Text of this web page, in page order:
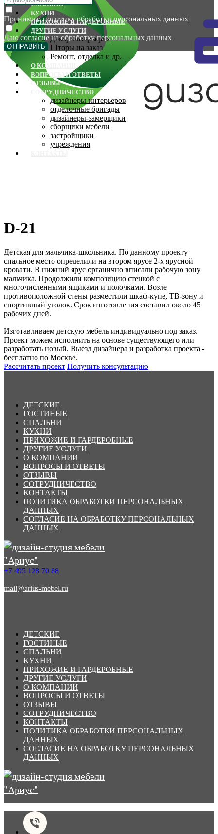
СПАЛЬНИ
КУХНИ
ПРИХОЖИЕ И ГАРДЕРОБНЫЕ
ДРУГИЕ УСЛУГИ
Декор интерьеров
Шторы на заказ
Ремонт, отделка и др.
О КОМПАНИИ
ВОПРОСЫ И ОТВЕТЫ
ОТЗЫВЫ
СОТРУДНИЧЕСТВО
дизайнеры интерьеров
отделочные бригады
дизайнеры-замерщики
сборщики мебели
застройщики
учреждения
Принимаюполитику обработки персональных данных
Даю согласие наобработку персональных данных
ОТПРАВИТЬ
D-21
Детская для мальчика-школьника. По данному проекту
спальное место определили на втором ярусе 2-х ярусной
кровати. В нижний ярус органично вписали рабочую зону
мальчика. Продолжили композицию стенкой с
многочисленными ящиками и полочками. Возле
противоположной стены разместили шкаф-купе, ТВ-зону и
спортивный уголок. Срок изготовления составил около 45
рабочих дней.
Изготавливаем детскую мебель индивидуально под заказ.
Проект можем исполнить на основе существующего или
разработать новый. Выезд дизайнера и разработка проекта -
бесплатно по Москве.
Рассчитать проект Получить консультацию
ДЕТСКИЕ
ГОСТИНЫЕ
СПАЛЬНИ
КУХНИ
ПРИХОЖИЕ И ГАРДЕРОБНЫЕ
ДРУГИЕ УСЛУГИ
О КОМПАНИИ
ВОПРОСЫ И ОТВЕТЫ
ОТЗЫВЫ
СОТРУДНИЧЕСТВО
КОНТАКТЫ
ПОЛИТИКА ОБРАБОТКИ ПЕРСОНАЛЬНЫХ
ДАННЫХ
СОГЛАСИЕ НА ОБРАБОТКУ ПЕРСОНАЛЬНЫХ
ДАННЫХ
+7 495 128 70 88
mail@arius-mebel.ru
ДЕТСКИЕ
ГОСТИНЫЕ
СПАЛЬНИ
КУХНИ
ПРИХОЖИЕ И ГАРДЕРОБНЫЕ
ДРУГИЕ УСЛУГИ
О КОМПАНИИ
ВОПРОСЫ И ОТВЕТЫ
ОТЗЫВЫ
СОТРУДНИЧЕСТВО
КОНТАКТЫ
ПОЛИТИКА ОБРАБОТКИ ПЕРСОНАЛЬНЫХ
ДАННЫХ
СОГЛАСИЕ НА ОБРАБОТКУ ПЕРСОНАЛЬНЫХ
ДАННЫХ